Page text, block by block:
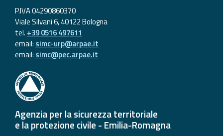
Il progetto
Allerta
Meteo
Emilia-
Romagna
Contatti
P.IVA 04290860370
Viale Silvani 6, 40122 Bologna
tel. +39 0516 497611
email: simc-urp@arpae.it
email: simc@pec.arpae.it
Agenzia per la sicurezza territoriale
e la protezione civile - Emilia-Romagna